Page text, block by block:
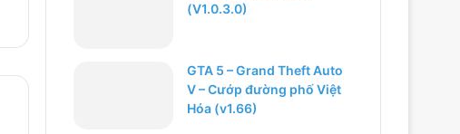
(V1.0.3.0)
GTA 5 – Grand Theft Auto
V – Cướp đường phố Việt
Hóa (v1.66)